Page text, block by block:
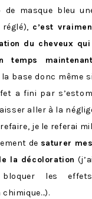
de masque bleu
c’est
du cheveux
temps maintenant
base donc même
a fini par
aller à la
je le referai
de saturer
la décoloration
les